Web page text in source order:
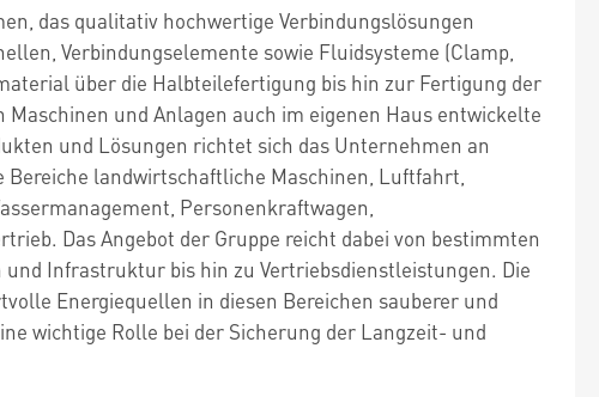
das qualitativ hochwertige Verbindungslösungen
Verbindungselemente sowie Fluidsysteme (Clamp,
über die Halbteilefertigung bis hin zur Fertigung der
und Anlagen auch im eigenen Haus entwickelte
und Lösungen richtet sich das Unternehmen an
landwirtschaftliche Maschinen, Luftfahrt,
Personenkraftwagen,
Das Angebot der Gruppe reicht dabei von bestimmten
Infrastruktur bis hin zu Vertriebsdienstleistungen. Die
Energiequellen in diesen Bereichen sauberer und
wichtige Rolle bei der Sicherung der Langzeit- und